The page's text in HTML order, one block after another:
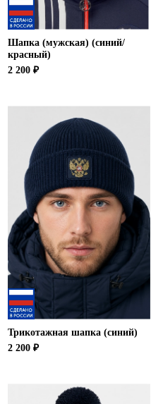
Шапка (мужская) (синий/
красный)
2 200 ₽
Трикотажная шапка (синий)
2 200 ₽